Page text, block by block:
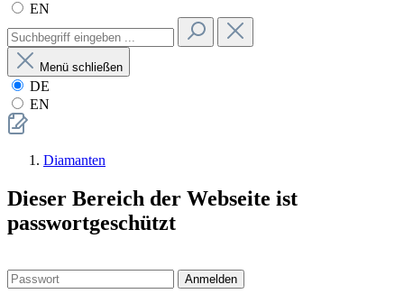
EN
Menü schließen
DE
EN
Diamanten
Dieser Bereich der Webseite ist
passwortgeschützt
Anmelden